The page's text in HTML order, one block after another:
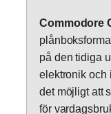
Commodore
på den tidiga
elektronik och
det möjligt att
för